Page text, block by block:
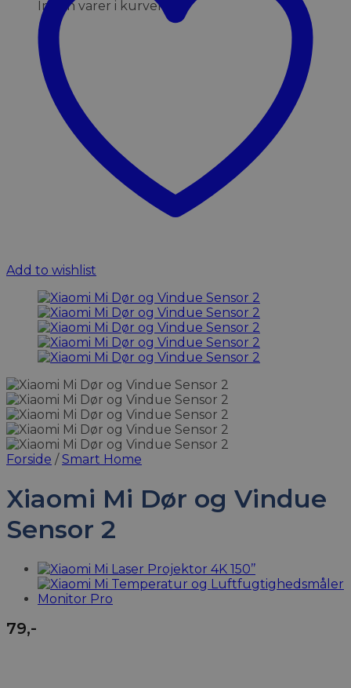
Ingen varer i kurven.
Add to wishlist
Forside / Smart Home
Xiaomi Mi Dør og Vindue
Sensor 2
79,-